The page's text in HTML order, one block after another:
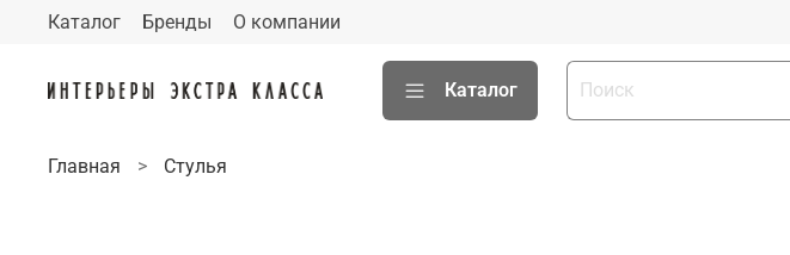
Каталог Бренды О компании
Каталог
Главная Стулья